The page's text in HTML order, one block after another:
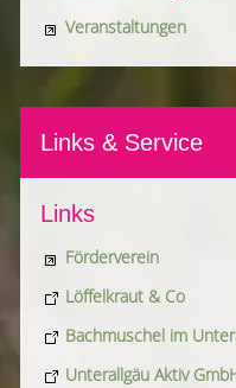
Veranstaltungen
Links & Service
Links
Förderverein
Löffelkraut & Co
Bachmuschel im
Unterallgäu Aktiv